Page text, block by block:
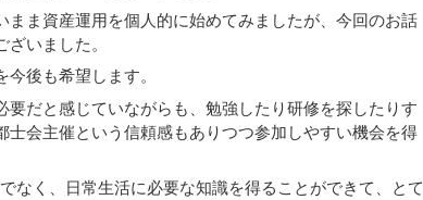
まま資産運用を個人的に始めてみましたが、今回のお話
いました。
後も希望します。
要だと感じていながらも、勉強したり研修を探したりす
士会主催という信頼感もありつつ参加しやすい機会を得
なく、日常生活に必要な知識を得ることができて、とて